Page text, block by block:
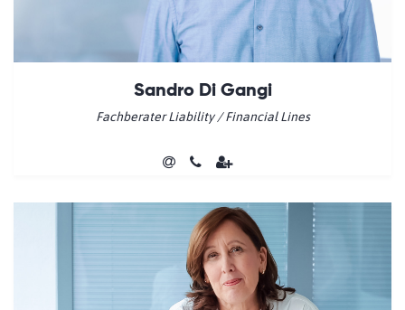
Sandro Di Gangi
Fachberater Liability / Financial Lines